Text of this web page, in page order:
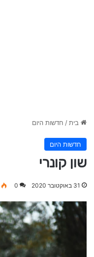
בית/ חדשות היום
חדשות היום
שון קונרי
31 באוקטובר 2020 0